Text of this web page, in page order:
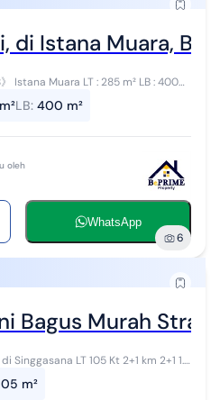
di Istana Muara,
LT : 285 m² LB : 400
Listrik : 2200 Watt token Carport : 2
LB: 400 m²
oleh
WhatsApp
6
Bagus Murah
Kt 2+1 km 2+1 1.5
m²